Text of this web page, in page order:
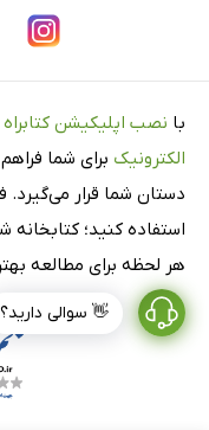
👋 سوالی دارید؟
با نصب اپلیکیشن کتابراه
الکترونیک برای شما
دستان شما قرار می‌گیرد.
استفاده کنید؛
هر لحظه برای مطالعه